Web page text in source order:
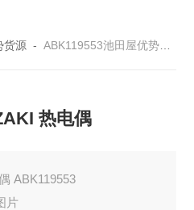
货源 -ABK119553池田屋优势！！冈崎OKAZAKI 热电偶
热电偶
ABK119553
片